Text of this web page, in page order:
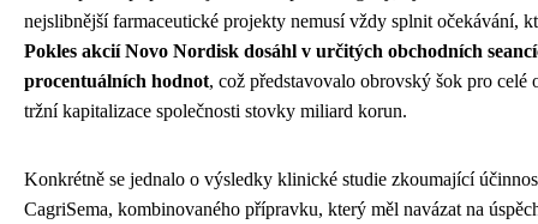
nejslibnější farmaceutické projekty nemusí vždy splnit očekávání,
Pokles akcií Novo Nordisk dosáhl v určitých obchodních
procentuálních hodnot, což představovalo obrovský šok pro celé
tržní kapitalizace společnosti stovky miliard korun.
Konkrétně se jednalo o výsledky klinické studie zkoumající
CagriSema, kombinovaného přípravku, který měl navázat na